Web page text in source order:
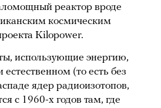
реактор вроде
космическим
Kilopower.
использующие энергию,
(то есть без
ядер радиоизотопов,
с 1960-х годов там, где